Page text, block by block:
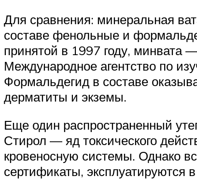
Для сравнения: минеральная
составе фенольные и
принятой в 1997 году, минвата
Международное агентство по
Формальдегид в составе
дерматиты и экземы.
Еще один распространенный
Стирол — яд токсического
кровеносную системы. Однако
сертификаты, эксплуатируются